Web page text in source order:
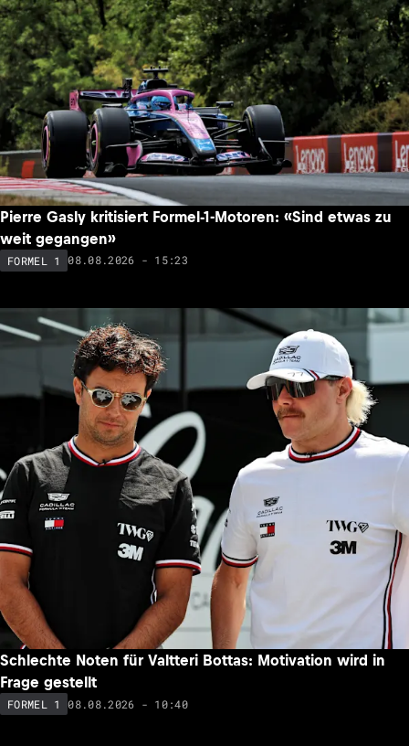
Pierre Gasly kritisiert Formel-1-Motoren: «Sind etwas zu
weit gegangen»
FORMEL 1 08.08.2026 - 15:23
Schlechte Noten für Valtteri Bottas: Motivation wird in
Frage gestellt
FORMEL 1 08.08.2026 - 10:40